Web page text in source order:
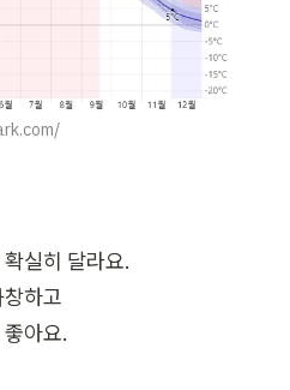
실히 달라요.
하고
아요.